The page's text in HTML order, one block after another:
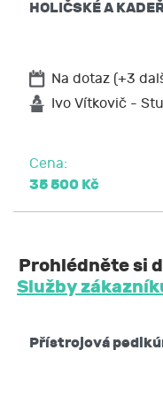
HOLIČSKÉ A
Na dotaz (+3
Ivo Vítkovič -
Cena:
35 500 Kč
Prohlédněte si
Služby
Přístrojová